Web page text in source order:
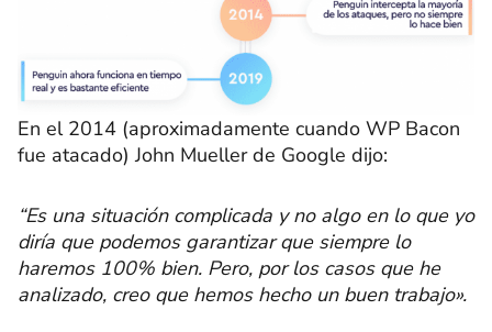
En el 2014 (aproximadamente cuando WP Bacon
fue atacado) John Mueller de Google dijo:
“Es una situación complicada y no algo en lo que yo
diría que podemos garantizar que siempre lo
haremos 100% bien. Pero, por los casos que he
analizado, creo que hemos hecho un buen trabajo».